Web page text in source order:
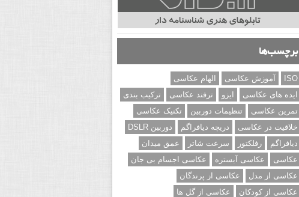
برچسب‌ها
ISO آموزش عکاسی
الهام عکاسی
ایده های عکاسی
ایزو ترفند عکاسی
ترکیب بندی
تمرین عکاسی
تنظیمات دوربین
تکنیک عکاسی
خلاقیت در عکاسی
دریچه دیافراگم
دوربین DSLR
دیافراگم
رفلکتور سرعت شاتر
عمق میدان
عکاسی
عکاسی آبستره
عکاسی اجسام بی جان
عکاسی از مدل
عکاسی از پرندگان
عکاسی از کودکان
عکاسی از گل ها